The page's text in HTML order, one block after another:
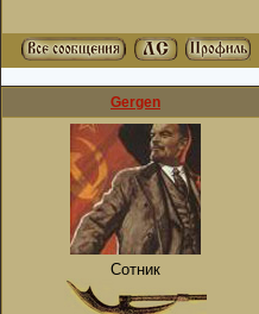
Gergen
Сотник